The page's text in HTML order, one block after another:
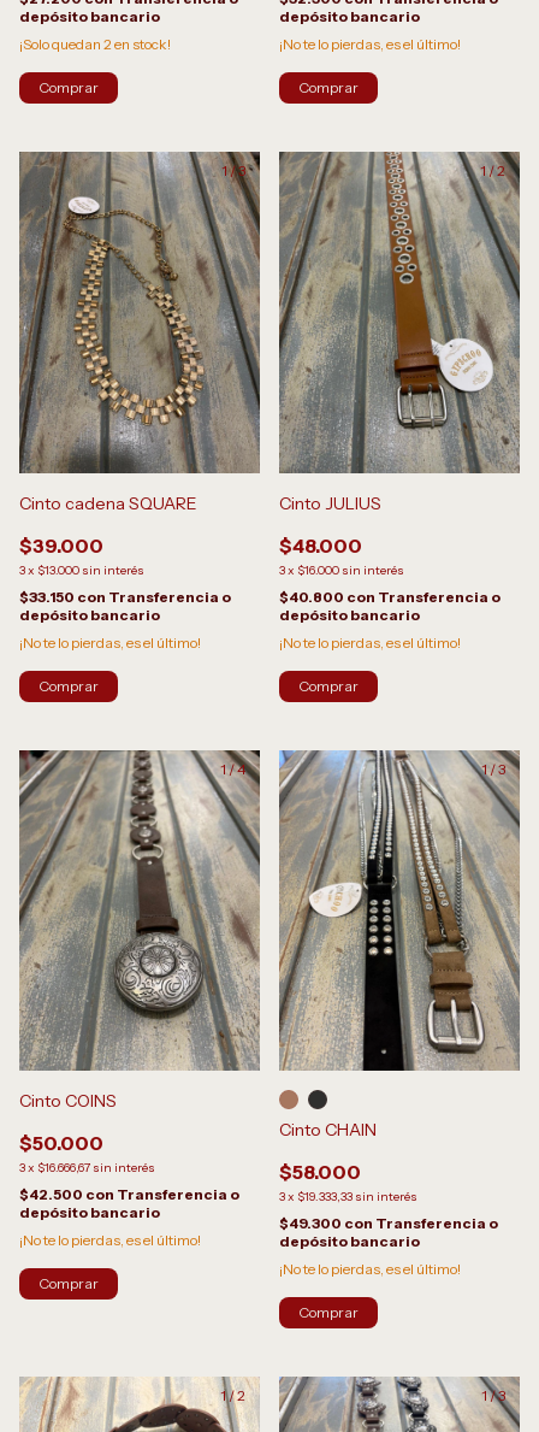
depósito bancario
¡Solo quedan 2en stock!
depósito bancario
¡No te lo pierdas, es el último!
1/3
Cinto cadena SQUARE
$39.000
3x $13.000 sin interés
$33.150 con Transferencia o
depósito bancario
¡No te lo pierdas, es el último!
1/2
Cinto JULIUS
$48.000
3x $16.000 sin interés
$40.800 con Transferencia o
depósito bancario
¡No te lo pierdas, es el último!
1/4
Cinto COINS
$50.000
3x $16.666,67 sin interés
$42.500 con Transferencia o
depósito bancario
¡No te lo pierdas, es el último!
1/3
Cinto CHAIN
$58.000
3x $19.333,33 sin interés
$49.300 con Transferencia o
depósito bancario
¡No te lo pierdas, es el último!
Comprar
1/2 1/3